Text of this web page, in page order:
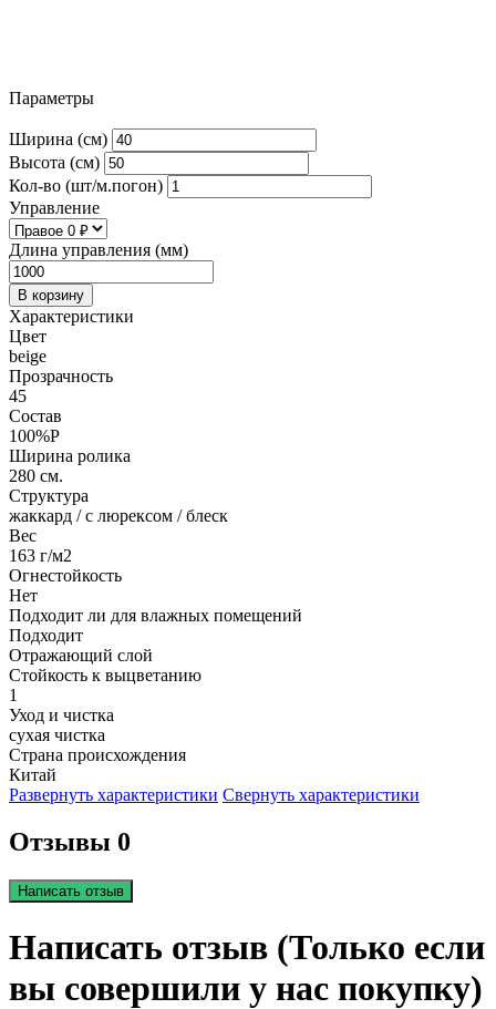
Параметры
Ширина (см)
Высота (см)
Кол-во (шт/м.погон)
Управление
Длина управления (мм)
В корзину
Характеристики
Цвет
beige
Прозрачность
45
Состав
100%P
Ширина ролика
280 см.
Структура
жаккард / с люрексом / блеск
Вес
163 г/м2
Огнестойкость
Нет
Подходит ли для влажных помещений
Подходит
Отражающий слой
Стойкость к выцветанию
1
Уход и чистка
сухая чистка
Страна происхождения
Китай
Развернуть характеристики Свернуть характеристики
Отзывы 0
Написать отзыв
Написать отзыв (Только если
вы совершили у нас покупку)